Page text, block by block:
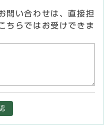
問い合わせは、直接担
ちらではお受けできま